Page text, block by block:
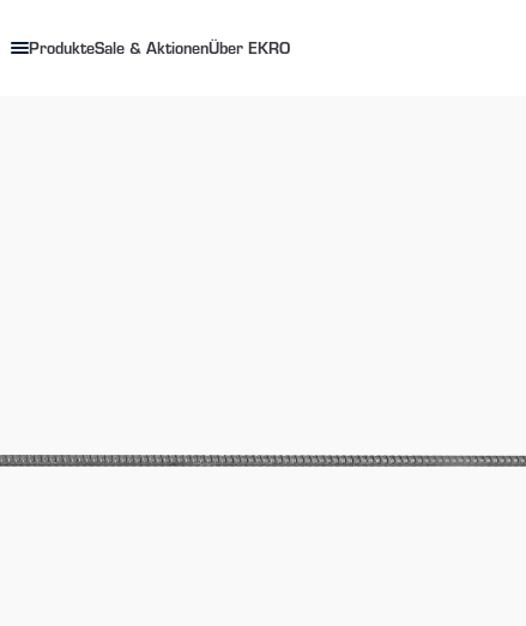
ProdukteSale & AktionenÜber EKRO